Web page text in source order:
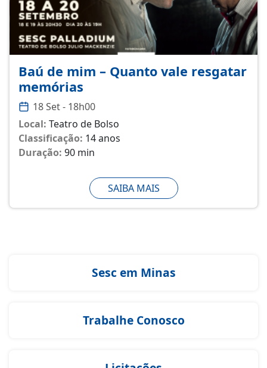
Baú de mim – Quanto vale resgatar
memórias
18 Set - 18h00
Local: Teatro de Bolso
Classificação: 14 anos
Duração: 90 min
SAIBA MAIS
Sesc em Minas
Trabalhe Conosco